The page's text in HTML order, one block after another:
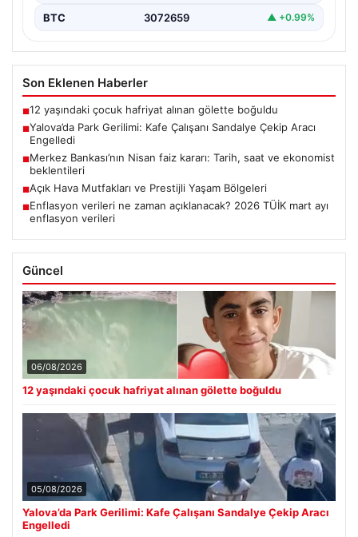
BTC 3072659 ▲ +0.99%
Son Eklenen Haberler
■12 yaşındaki çocuk hafriyat alınan gölette boğuldu
■Yalova’da Park Gerilimi: Kafe Çalışanı Sandalye Çekip Aracı
Engelledi
■Merkez Bankası’nın Nisan faiz kararı: Tarih, saat ve ekonomist
beklentileri
■Açık Hava Mutfakları ve Prestijli Yaşam Bölgeleri
■Enflasyon verileri ne zaman açıklanacak? 2026 TÜİK mart ayı
enflasyon verileri
Güncel
06/08/2026
12 yaşındaki çocuk hafriyat alınan gölette boğuldu
05/08/2026
Yalova’da Park Gerilimi: Kafe Çalışanı Sandalye Çekip Aracı
Engelledi